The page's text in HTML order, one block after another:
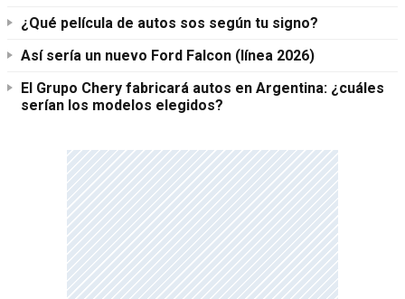
¿Qué película de autos sos según tu signo?
Así sería un nuevo Ford Falcon (línea 2026)
El Grupo Chery fabricará autos en Argentina: ¿cuáles
serían los modelos elegidos?